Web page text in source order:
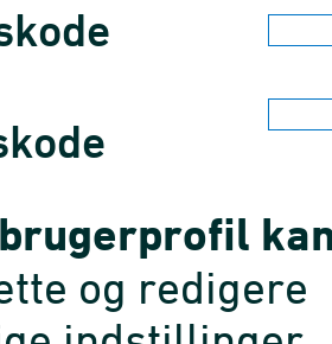
og redigere